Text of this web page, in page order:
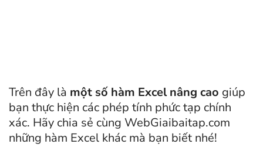
Trên đây là một số hàm Excel nâng cao giúp
bạn thực hiện các phép tính phức tạp chính
xác. Hãy chia sẻ cùng WebGiaibaitap.com
những hàm Excel khác mà bạn biết nhé!